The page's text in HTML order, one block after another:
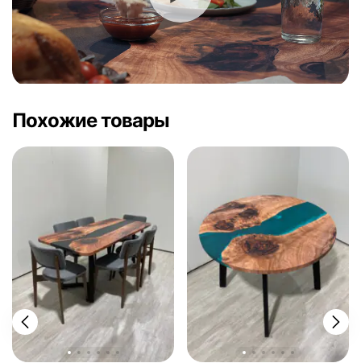
Похожие товары